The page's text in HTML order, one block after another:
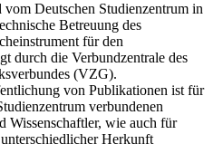
Deutschen Studienzentrum in
Betreuung des
für den
durch die Verbundzentrale des
(VZG).
von Publikationen ist für
verbundenen
Wissenschaftler, wie auch für
Herkunft